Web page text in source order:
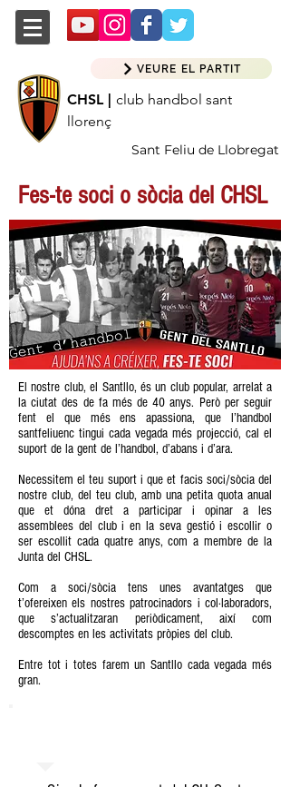
CHSL | club handbol sant
llorenç
Sant Feliu de Llobregat
VEURE EL PARTIT
Fes-te soci o sòcia del CHSL
El nostre club, el Santllo, és un club popular, arrelat a
la ciutat des de fa més de 40 anys. Però per seguir
fent el que més ens apassiona, que l’handbol
santfeliuenc tingui cada vegada més projecció, cal el
suport de la gent de l’handbol, d’abans i d’ara.
Necessitem el teu suport i que et facis soci/sòcia del
nostre club, del teu club, amb una petita quota anual
que et dóna dret a participar i opinar a les
assemblees del club i en la seva gestió i escollir o
ser escollit cada quatre anys, com a membre de la
Junta del CHSL.
Com a soci/sòcia tens unes avantatges que
t’ofereixen els nostres patrocinadors i col·laboradors,
que s’actualitzaran periòdicament, així com
descomptes en les activitats pròpies del club.
Entre tot i totes farem un Santllo cada vegada més
gran.